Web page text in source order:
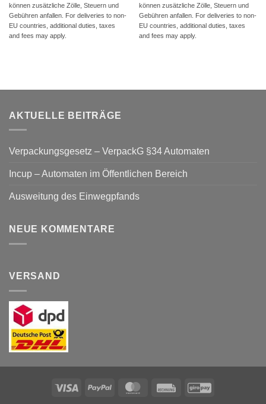
können zusätzliche Zölle, Steuern und
Gebühren anfallen. For deliveries to non-
EU countries, additional duties, taxes
and fees may apply.
können zusätzliche Zölle, Steuern und
Gebühren anfallen. For deliveries to non-
EU countries, additional duties, taxes
and fees may apply.
AKTUELLE BEITRÄGE
Verpackungsgesetz – VerpackG §34 Automaten
Incup – Automaten im Öffentlichen Bereich
Ausweitung des Einwegpfands
NEUE KOMMENTARE
VERSAND
Visa PayPal MasterCardRechungGiroPay